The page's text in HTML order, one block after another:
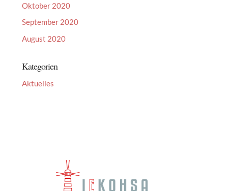
Oktober 2020
September 2020
August 2020
Kategorien
Aktuelles